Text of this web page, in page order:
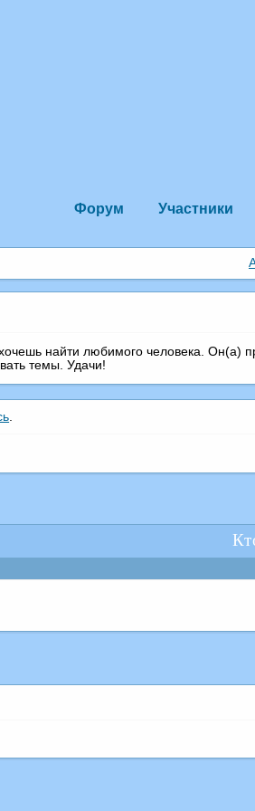
Форум Участники
найти любимого человека.
темы. Удачи!